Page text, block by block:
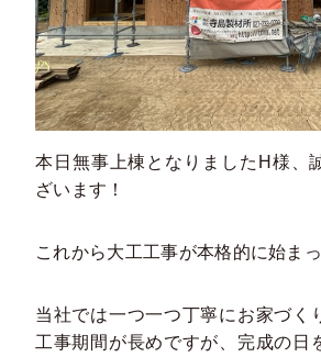
本日無事上棟となりましたH様、
ざいます！
これから大工工事が本格的に始ま
当社では一つ一つ丁寧にお家づく
工事期間が長めですが、完成の日